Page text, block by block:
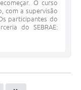
O curso
com a supervisão
participantes do
do SEBRAE: